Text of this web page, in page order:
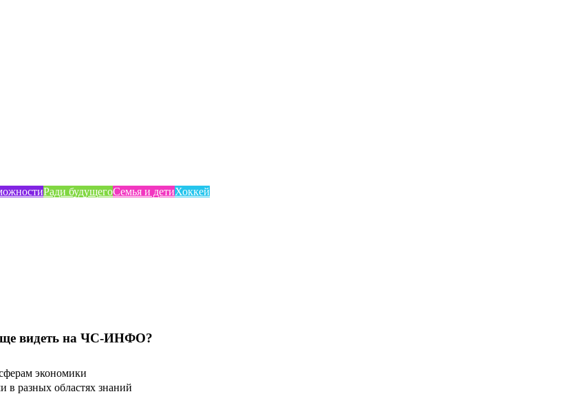
Ради будущегоСемья и детиХоккей
видеть на ЧС-ИНФО?
экономики
в разных областях знаний